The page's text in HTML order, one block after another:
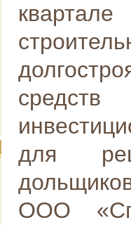
для
ООО